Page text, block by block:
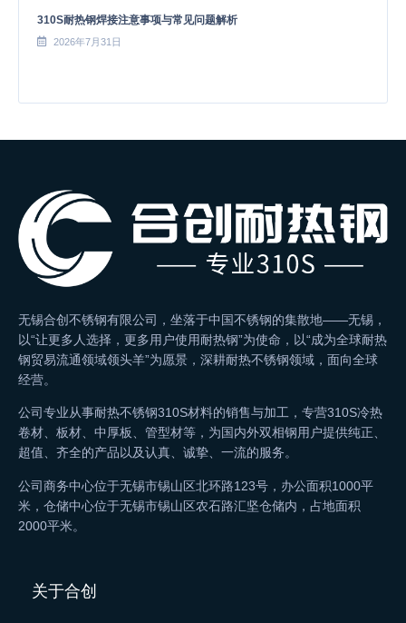
310S耐热钢焊接注意事项与常见问题解析
2026年7月31日
无锡合创不锈钢有限公司，坐落于中国不锈钢的集散地——无锡，
以“让更多人选择，更多用户使用耐热钢”为使命，以“成为全球耐热
钢贸易流通领域领头羊”为愿景，深耕耐热不锈钢领域，面向全球
经营。
公司专业从事耐热不锈钢310S材料的销售与加工，专营310S冷热
卷材、板材、中厚板、管型材等，为国内外双相钢用户提供纯正、
超值、齐全的产品以及认真、诚挚、一流的服务。
公司商务中心位于无锡市锡山区北环路123号，办公面积1000平
米，仓储中心位于无锡市锡山区农石路汇坚仓储内，占地面积
2000平米。
关于合创